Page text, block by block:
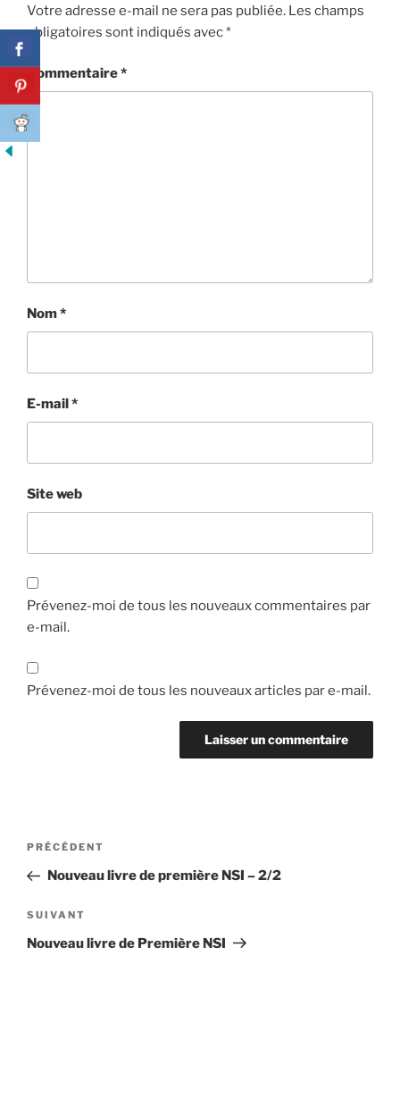
Votre adresse e-mail ne sera pas publiée. Les champs
obligatoires sont indiqués avec*
Commentaire*
Nom*
E-mail*
Site web
Prévenez-moi de tous les nouveaux commentaires par
e-mail.
Prévenez-moi de tous les nouveaux articles par e-mail.
Navigation
l’article
Article
précédent
PRÉCÉDENT
Nouveau livre de première NSI – 2/2
Article
suivant
SUIVANT
Nouveau livre de Première NSI